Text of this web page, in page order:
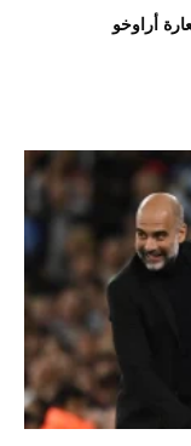
أراوخو